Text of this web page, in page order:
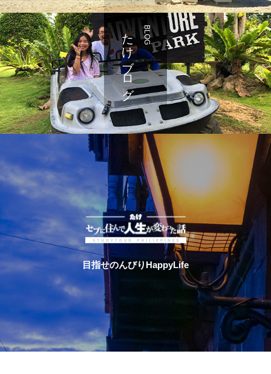
BLOG
たけブログ
目指せのんびりHappyLife